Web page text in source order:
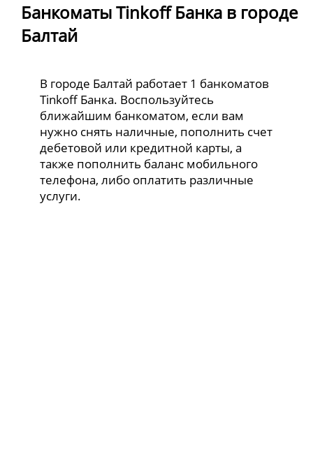
Банкоматы Tinkoff Банка в городе
Балтай
В городе Балтай работает 1 банкоматов
Tinkoff Банка. Воспользуйтесь
ближайшим банкоматом, если вам
нужно снять наличные, пополнить счет
дебетовой или кредитной карты, а
также пополнить баланс мобильного
телефона, либо оплатить различные
услуги.